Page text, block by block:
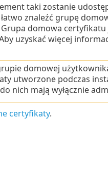
taki zostanie
znaleźć grupę
domowa
uzyskać więcej
domowej
utworzone podczas
nich mają wyłącznie
certyfikaty.